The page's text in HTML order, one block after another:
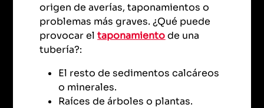
origen de averías, taponamientos o
problemas más graves. ¿Qué puede
provocar eltaponamientode una
tubería?:
El resto de sedimentos calcáreos
o minerales.
Raíces de árboles o plantas.